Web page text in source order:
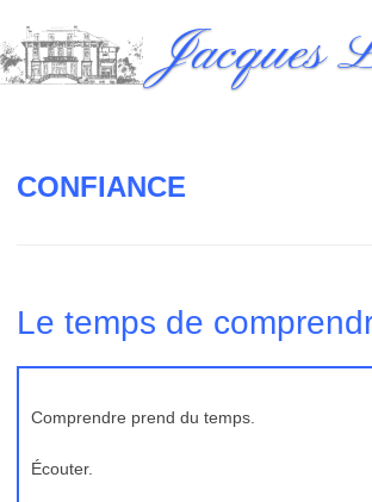
to
content
Jacques
CONFIANCE
Le temps de
Comprendre prend du temps.
Écouter.